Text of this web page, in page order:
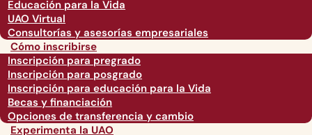
Educación para la Vida
UAO Virtual
Consultorías y asesorías empresariales
Cómo inscribirse
Inscripción para pregrado
Inscripción para posgrado
Inscripción para educación para la Vida
Becas y financiación
Opciones de transferencia y cambio
Experimenta la UAO